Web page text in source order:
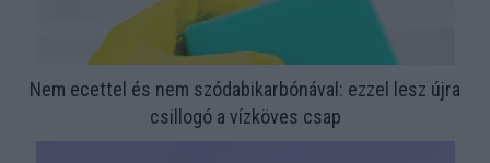
Nem ecettel és nem szódabikarbónával: ezzel lesz újra
csillogó a vízköves csap